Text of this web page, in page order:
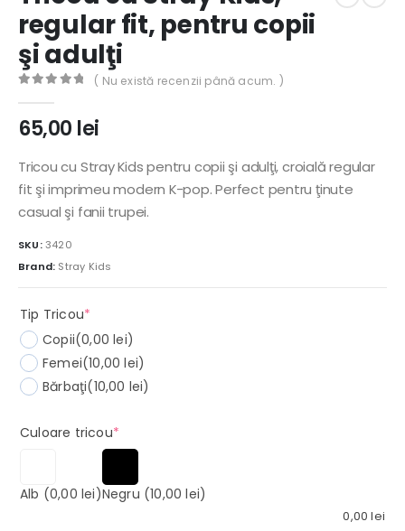
regular fit, pentru copii
şi adulţi
( Nu există recenzii până acum. )
65,00 lei
Tricou cu Stray Kids pentru copii şi adulţi, croială regular
fit şi imprimeu modern K-pop. Perfect pentru ţinute
casual şi fanii trupei.
SKU:3420
Brand: Stray Kids
Tip Tricou*
Copii(0,00 lei)
Femei(10,00 lei)
Bărbaţi(10,00 lei)
Culoare tricou*(required)
Alb (0,00 lei)Negru (10,00 lei)
0,00lei